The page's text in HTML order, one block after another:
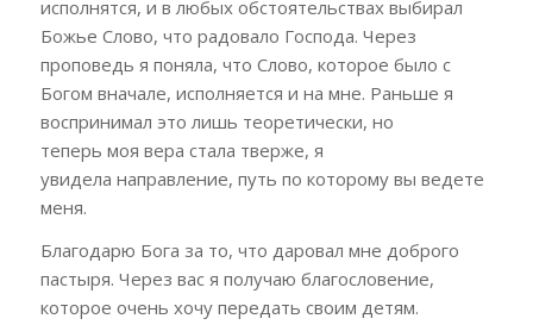
исполнятся, и в любых обстоятельствах выбирал
Божье Слово, что радовало Господа. Через
проповедь я поняла, что Слово, которое было с
Богом вначале, исполняется и на мне. Раньше я
воспринимал это лишь теоретически, но
теперь моя вера стала тверже, я
увидела направление, путь по которому вы ведете
меня.
Благодарю Бога за то, что даровал мне доброго
пастыря. Через вас я получаю благословение,
которое очень хочу передать своим детям.